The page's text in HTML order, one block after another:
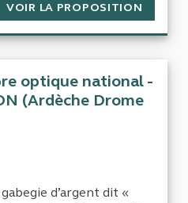
VOIR LA PROPOSITION
optique national -
(Ardèche Drome
d’argent dit «